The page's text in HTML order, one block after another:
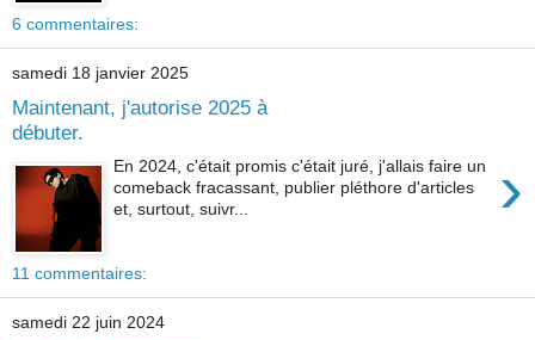
6 commentaires:
samedi 18 janvier 2025
Maintenant, j'autorise 2025 à
débuter.
›
En 2024, c'était promis c'était juré, j'allais faire un
comeback fracassant, publier pléthore d'articles
et, surtout, suivr...
11 commentaires:
samedi 22 juin 2024